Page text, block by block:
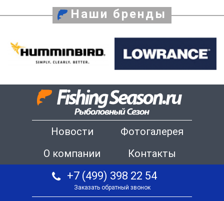
Наши бренды
Новости
Фотогалерея
О компании
Контакты
+7 (499) 398 22 54
Заказать обратный звонок